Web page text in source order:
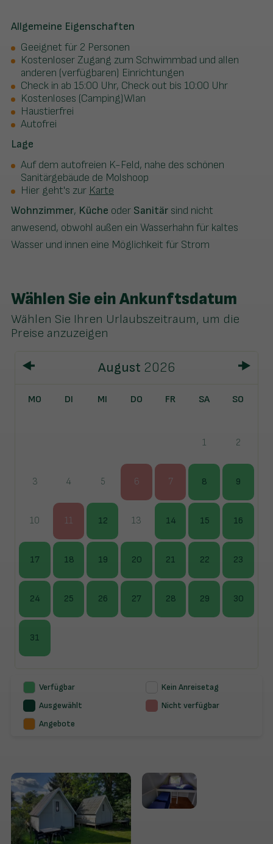
Allgemeine Eigenschaften
Geeignet für 2 Personen
Kostenloser Zugang zum Schwimmbad und allen
anderen (verfügbaren) Einrichtungen
Check in ab 15:00 Uhr, Check out bis 10:00 Uhr
Kostenloses (Camping)Wlan
Haustierfrei
Autofrei
Lage
Auf dem autofreien K-Feld, nahe des schönen
Sanitärgebäude de Molshoop
Hier geht's zur Karte​
Wohnzimmer, Küche oder Sanitär sind nicht
anwesend, obwohl außen ein Wasserhahn für kaltes
Wasser und innen eine Möglichkeit für Strom
Wählen Sie ein Ankunftsdatum
Wählen Sie Ihren Urlaubszeitraum, um die
Preise anzuzeigen
August 2026
MO DI MI DO FR SA SO
1 2
3 4 5 6 7 8 9
10 11 12 13 14 15 16
17 18 19 20 21 22 23
24 25 26 27 28 29 30
31
Verfügbar
Kein Anreisetag
Ausgewählt
Nicht verfügbar
Angebote